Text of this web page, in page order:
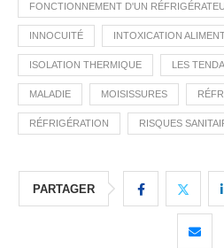
FONCTIONNEMENT D'UN
INNOCUITÉ INTOXICATION
ISOLATION THERMIQUE LES
MALADIE MOISISSURES
RÉFRIGÉRATION RISQUES
PARTAGER